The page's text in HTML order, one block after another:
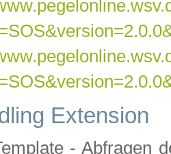
Extension
- Abfragen